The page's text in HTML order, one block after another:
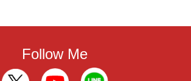
Follow Me